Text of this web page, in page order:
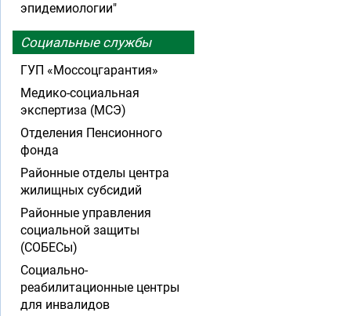
эпидемиологии"
Социальные службы
ГУП «Моссоцгарантия»
Медико-социальная
экспертиза (МСЭ)
Отделения Пенсионного
фонда
Районные отделы центра
жилищных субсидий
Районные управления
социальной защиты
(СОБЕСы)
Социально-
реабилитационные центры
для инвалидов